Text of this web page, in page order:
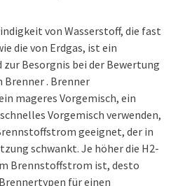
von Wasserstoff, die fast
die von Erdgas, ist ein
Besorgnis bei der Bewertung
. Brenner
mageres Vorgemisch, ein
Vorgemisch verwenden,
geeignet, der in
schwankt. Je höher die H2-
Brennstoffstrom ist, desto
für einen